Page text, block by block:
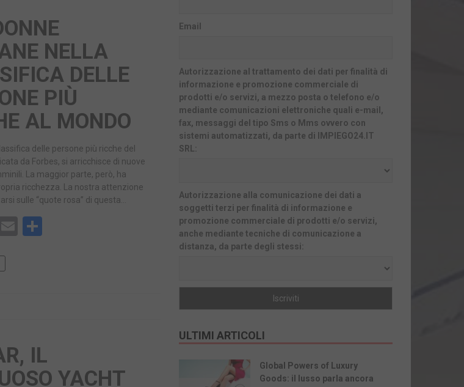
NELLA
DELLE
PIÙ
AL MONDO
delle persone più ricche del
da Forbes, si arricchisce di nuove
La maggior parte, però, ha
ricchezza. La nostra attenzione
sulle “quote rosa” di questa…
TwitterEmail
IL
YACHT
Email
Autorizzazione al trattamento dei dati per finalità di
informazione e promozione commerciale di
prodotti e/o servizi, a mezzo posta o telefono e/o
mediante comunicazioni elettroniche quali e-mail,
fax, messaggi del tipo Sms o Mms ovvero con
sistemi automatizzati, da parte di IMPIEGO24.IT
SRL:
Autorizzazione alla comunicazione dei dati a
soggetti terzi per finalità di informazione e
promozione commerciale di prodotti e/o servizi,
anche mediante tecniche di comunicazione a
distanza, da parte degli stessi:
ULTIMI ARTICOLI
Global Powers of Luxury
Goods: il lusso parla ancora